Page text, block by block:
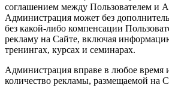
соглашением между Пользователем и
Администрация может без
без какой-либо компенсации
рекламу на Сайте, включая
тренингах, курсах и семинарах.
Администрация вправе в любое время
количество рекламы, размещаемой на